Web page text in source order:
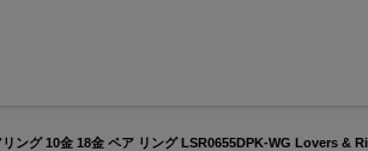
ング 10金 18金 ペア リング LSR0655DPK-WG Lovers &